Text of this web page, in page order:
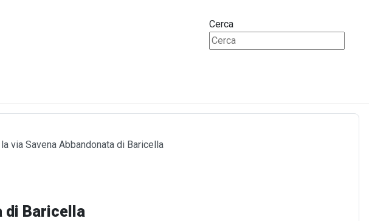
Cerca
via Savena Abbandonata di Baricella
di Baricella